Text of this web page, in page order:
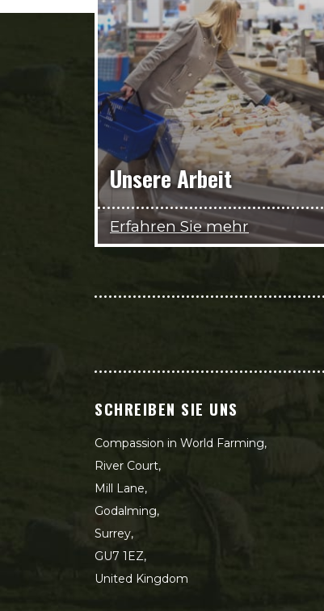
Unsere Arbeit
Erfahren Sie mehr
SCHREIBEN SIE UNS
Compassion in World Farming,
River Court,
Mill Lane,
Godalming,
Surrey,
GU7 1EZ,
United Kingdom